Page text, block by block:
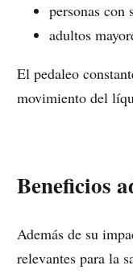
personas con
adultos
El pedaleo
movimiento del
Beneficios
Además de su
relevantes para la